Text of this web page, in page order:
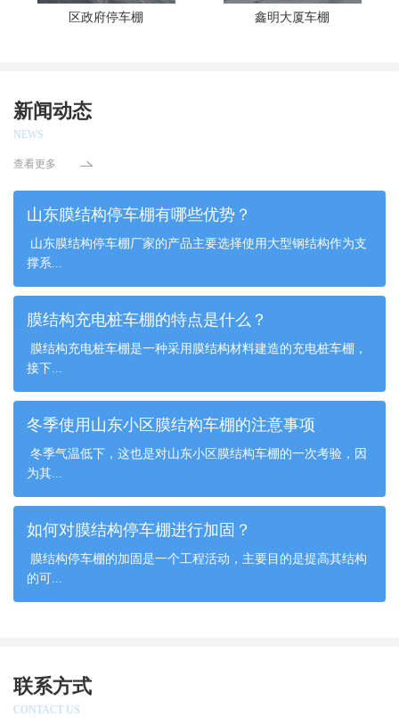
区政府停车棚 鑫明大厦车棚
新闻动态
NEWS
查看更多
山东膜结构停车棚有哪些优势？
山东膜结构停车棚厂家的产品主要选择使用大型钢结构作为支
撑系...
膜结构充电桩车棚的特点是什么？
膜结构充电桩车棚是一种采用膜结构材料建造的充电桩车棚，
接下...
冬季使用山东小区膜结构车棚的注意事项
冬季气温低下，这也是对山东小区膜结构车棚的一次考验，因
为其...
如何对膜结构停车棚进行加固？
膜结构停车棚的加固是一个工程活动，主要目的是提高其结构
的可...
联系方式
CONTACT US